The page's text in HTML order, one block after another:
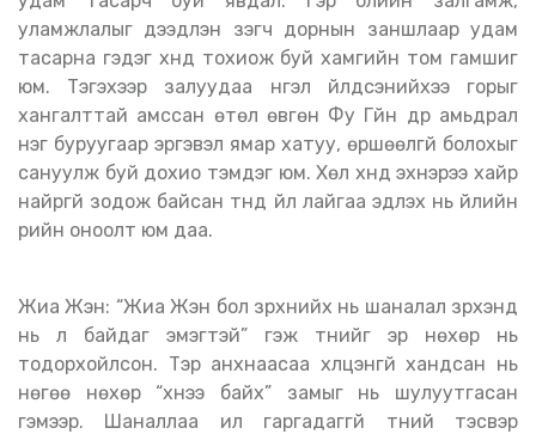
уламжлалыг дээдлэн үзэгч дорнын заншлаар удам
тасарна гэдэг хүнд тохиож буй хамгийн том гамшиг
юм. Тэгэхээр залуудаа нүгэл үйлдсэнийхээ горыг
хангалттай амссан өтөл өвгөн Фу Гүйн дүр амьдрал
нэг буруугаар эргэвэл ямар хатуу, өршөөлгүй болохыг
сануулж буй дохио тэмдэг юм. Хөл хүнд эхнэрээ хайр
найргүй зодож байсан түүнд үйл лайгаа эдлэх нь үйлийн
үрийн оноолт юм даа.
Жиа Жэн: “Жиа Жэн бол зүрхнийх нь шаналал зүрхэнд
нь л байдаг эмэгтэй” гэж түүнийг эр нөхөр нь
тодорхойлсон. Тэр анхнаасаа хүлцэнгүй хандсан нь
нөгөө нөхөр “хүнээ байх” замыг нь шулуутгасан
гэмээр. Шаналлаа ил гаргадаггүй түүний тэсвэр